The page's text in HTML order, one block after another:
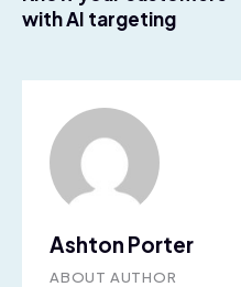
with AI targeting
Ashton Porter
ABOUT AUTHOR